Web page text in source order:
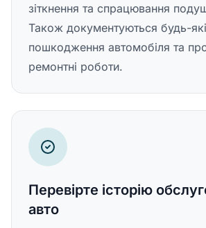
зіткнення та спрацювання
Також документуються будь-які
пошкодження автомобіля та
ремонтні роботи.
Перевірте історію
авто